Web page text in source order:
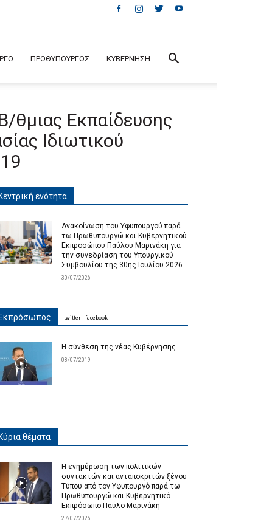
ΠΡΩΘΥΠΟΥΡΓΟΣ ΚΥΒΕΡΝΗΣΗ
θμιας Εκπαίδευσης
Ιδιωτικού
Κεντρική ενότητα
Ανακοίνωση του Υφυπουργού παρά
τω Πρωθυπουργώ και Κυβερνητικού
Εκπροσώπου Παύλου Μαρινάκη για
την συνεδρίαση του Υπουργικού
Συμβουλίου της 30ης Ιουλίου 2026
30/07/2026
Εκπρόσωπος
Η σύνθεση της νέας Κυβέρνησης
08/07/2019
twitter facebook
Κύρια θέματα
Η ενημέρωση των πολιτικών
συντακτών και ανταποκριτών ξένου
Τύπου από τον Υφυπουργό παρά τω
Πρωθυπουργώ και Κυβερνητικό
Εκπρόσωπο Παύλο Μαρινάκη
27/07/2026